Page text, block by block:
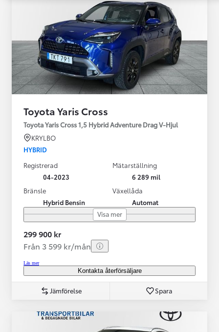
Toyota Yaris Cross
Toyota Yaris Cross 1,5 Hybrid Adventure Drag V-Hjul
KRYLBO
HYBRID
Registrerad
04-2023
Mätarställning
6 289 mil
Bränsle
Hybrid Bensin
Växellåda
Automat
Visa mer
299 900 kr
Från 3 599 kr/mån
Läs mer
Kontakta återförsäljare
Jämförelse Spara